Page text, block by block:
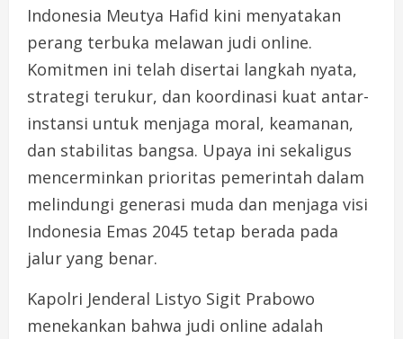
Indonesia Meutya Hafid kini menyatakan
perang terbuka melawan judi online.
Komitmen ini telah disertai langkah nyata,
strategi terukur, dan koordinasi kuat antar-
instansi untuk menjaga moral, keamanan,
dan stabilitas bangsa. Upaya ini sekaligus
mencerminkan prioritas pemerintah dalam
melindungi generasi muda dan menjaga visi
Indonesia Emas 2045 tetap berada pada
jalur yang benar.
Kapolri Jenderal Listyo Sigit Prabowo
menekankan bahwa judi online adalah